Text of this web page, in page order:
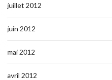
juillet 2012
juin 2012
mai 2012
avril 2012